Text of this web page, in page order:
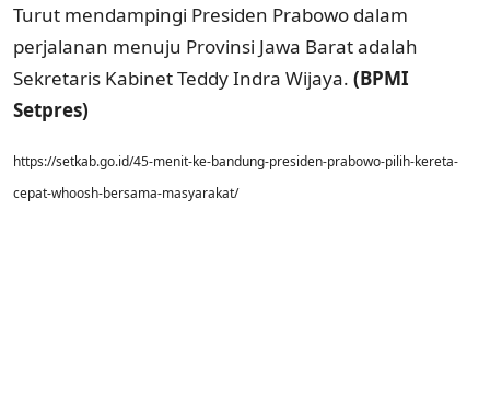
Turut mendampingi Presiden Prabowo dalam
perjalanan menuju Provinsi Jawa Barat adalah
Sekretaris Kabinet Teddy Indra Wijaya. (BPMI
Setpres)
https://setkab.go.id/45-menit-ke-bandung-presiden-prabowo-pilih-kereta-
cepat-whoosh-bersama-masyarakat/